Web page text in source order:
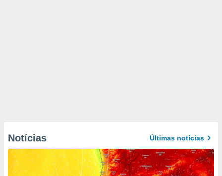
Notícias Últimas notícias